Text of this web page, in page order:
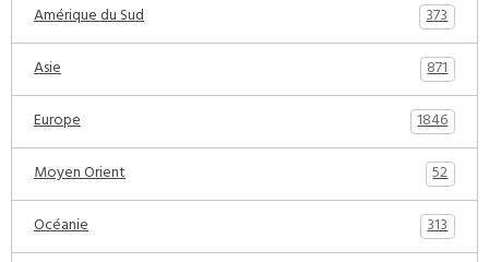
Amérique du Sud
373
Asie
871
Europe
1846
Moyen Orient
52
Océanie
313